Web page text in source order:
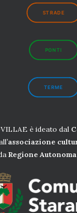
STRADE
PONTI
TERME
è ideato dal
associazione
Regione